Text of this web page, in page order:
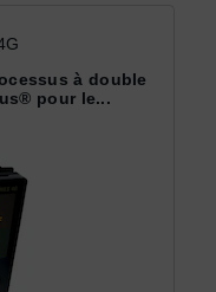
à double
pour le...